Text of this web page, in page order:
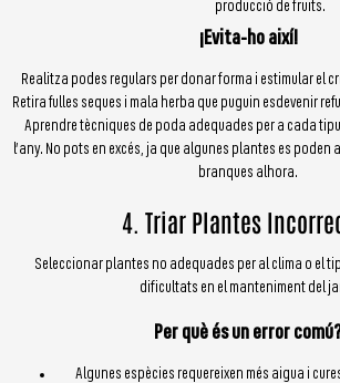
producció de fruits.
¡Evita-ho així!
Realitza podes regulars per donar forma i estimular el
Retira fulles seques i mala herba que puguin esdevenir
Aprendre tècniques de poda adequades per a cada
l’any. No pots en excés, ja que algunes plantes es poden
branques alhora.
4. Triar Plantes
Seleccionar plantes no adequades per al clima o el
dificultats en el manteniment del
Per què és un error
Algunes espècies requereixen més aigua i